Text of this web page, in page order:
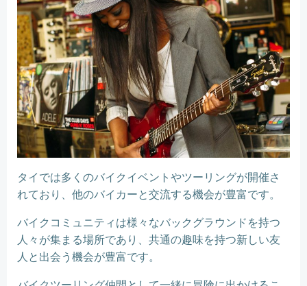
タイでは多くのバイクイベントやツーリングが開催さ
れており、他のバイカーと交流する機会が豊富です。
バイクコミュニティは様々なバックグラウンドを持つ
人々が集まる場所であり、共通の趣味を持つ新しい友
人と出会う機会が豊富です。